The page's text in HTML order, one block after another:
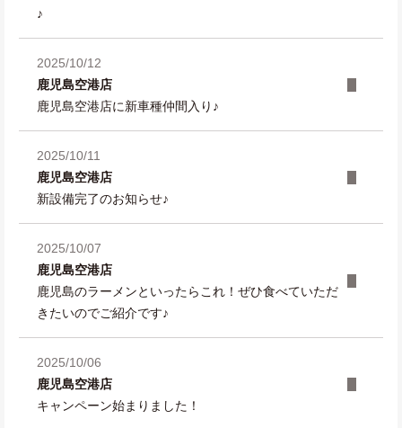
♪
2025/10/12
鹿児島空港店
鹿児島空港店に新車種仲間入り♪
2025/10/11
鹿児島空港店
新設備完了のお知らせ♪
2025/10/07
鹿児島空港店
鹿児島のラーメンといったらこれ！ぜひ食べていただ
きたいのでご紹介です♪
2025/10/06
鹿児島空港店
キャンペーン始まりました！